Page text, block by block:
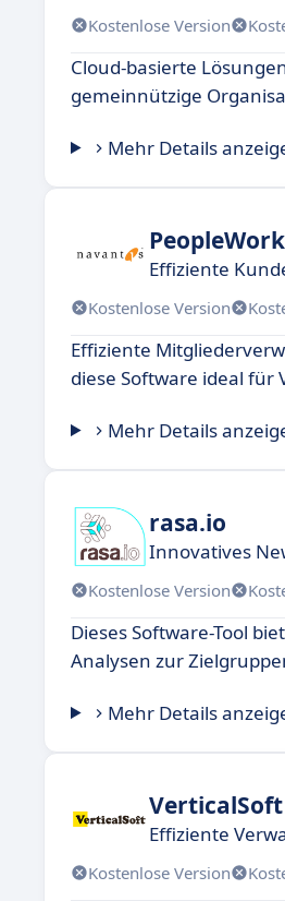
Kostenlose Version
Cloud-basierte
gemeinnützige
Mehr Details
Effiziente
Kostenlose Version
Effiziente
diese Software ideal für
Mehr Details
rasa.io
Innovatives
Kostenlose Version
Dieses Software-Tool
Analysen zur
Mehr Details
VerticalSoft
Effiziente
Kostenlose Version